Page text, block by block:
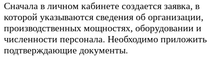
Сначала в личном кабинете создается заявка, в
которой указываются сведения об организации,
производственных мощностях, оборудовании и
численности персонала. Необходимо приложить
подтверждающие документы.